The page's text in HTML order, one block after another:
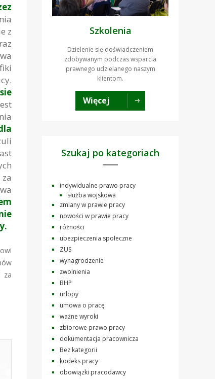
z
za
Szkolenia
Dzielenie się doświadczeniem
zdobywanym podczas wsparcia
prawnego udzielanego naszym
klientom.
Więcej
Szukaj po kategoriach
indywidualne prawo pracy
służba wojskowa
zmiany w prawie pracy
nowości w prawie pracy
różności
ubezpieczenia społeczne
ZUS
wynagrodzenie
zwolnienia
BHP
urlopy
umowa o pracę
ważne wyroki
zbiorowe prawo pracy
dokumentacja pracownicza
Bez kategorii
kodeks pracy
obowiązki pracodawcy